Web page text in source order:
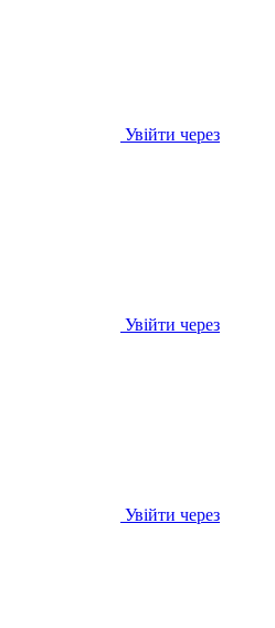
Увійти через
Увійти через
Увійти через